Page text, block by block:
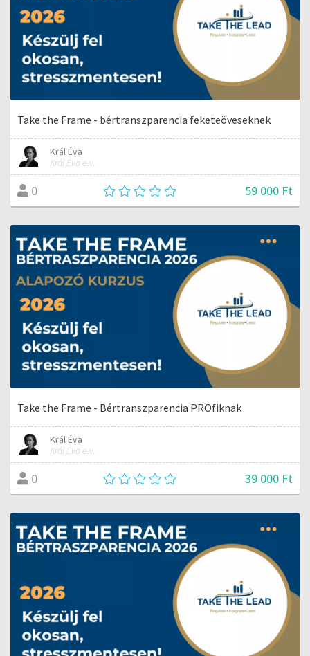
Take the Frame - bértranszparencia feketeöveseknek
Král Éva
Král Éva e.v.
0 59 000 Ft
Take the Frame - Bértranszparencia PROfiknak
Král Éva
Král Éva e.v.
0 39 000 Ft